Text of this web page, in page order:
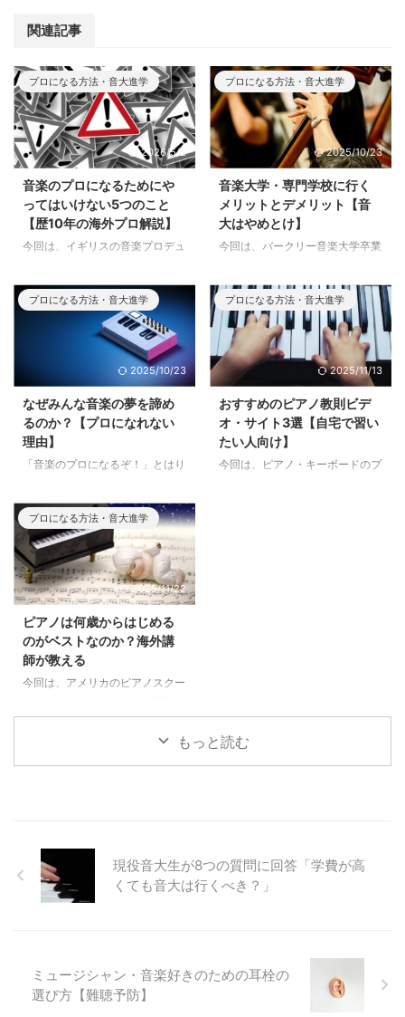
関連記事
プロになる方法・音大進学
2026/5/2
音楽のプロになるためにや
ってはいけない5つのこと
【歴10年の海外プロ解説】
今回は、イギリスの音楽プロデュ
なるためにやってはいけないこ
と」をまとめました。音楽プロデ
ュース歴10年、ヒップホップを
中心にこれまで数多くの楽曲提供
を行なっているOceanが正直に解
プロになる方法・音大進学
2025/10/23
音楽大学・専門学校に行く
メリットとデメリット【音
大はやめとけ】
今回は、バークリー音楽大学卒業
説する「あなたは音楽学校に行く
べきか？」をまとめました。自身
が世界で最も有名な音楽大学を卒
業した経験をもとに、音楽大学に
行くべきかどうかを徹底的に解説
します。かなり現実的な話になっ
ていますので、音大に行くかどう
か迷っている方の参考になりま
す。
プロになる方法・音大進学
2025/10/23
なぜみんな音楽の夢を諦め
るのか？【プロになれない
理由】
「音楽のプロになるぞ！」とはり
夢を諦め、音楽をやめてしまうこ
とがあります。音楽の夢を持つ人
はたくさんいるのに、なぜみんな
やめてしまうのでしょうか？これ
まで数多くのアマチュアやプロを
見てきたプロが、この理由を「青
帯」と「竹」の例を用いてわかり
やすく解説します。
プロになる方法・音大進学
2025/11/13
おすすめのピアノ教則ビデ
オ・サイト3選【自宅で習い
たい人向け】
今回は、ピアノ・キーボードのプ
プロになる方法・音大進学
2025/11/22
ピアノは何歳からはじめる
のがベストなのか？海外講
師が教える
今回は、アメリカのピアノスクー
る「ピアノは何歳からはじめるの
がベストなのか？」をまとめましもっと読む
現役音大生が8つの質問に回答「学費が高
くても音大は行くべき？」
ミュージシャン・音楽好きのための耳栓の
選び方【難聴予防】